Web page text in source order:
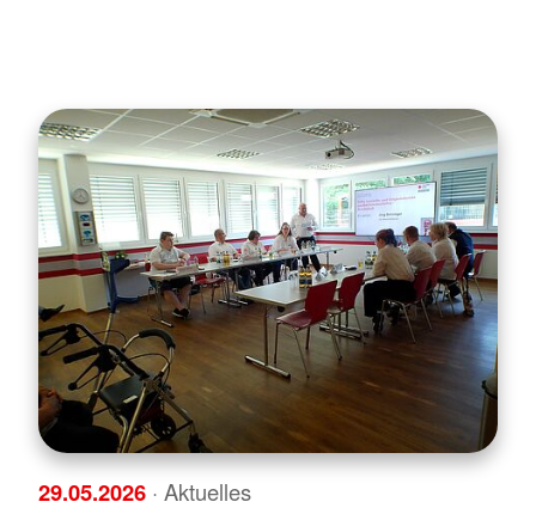
29.05.2026 · Aktuelles